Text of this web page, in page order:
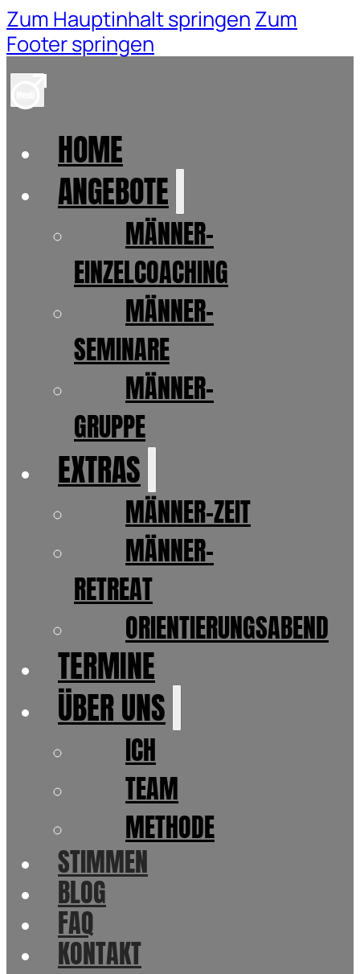
Zum Hauptinhalt springen Zum
Footer springen
HOME
ANGEBOTE
MÄNNER-
EINZELCOACHING
MÄNNER-
SEMINARE
MÄNNER-
GRUPPE
EXTRAS
MÄNNER-ZEIT
MÄNNER-
RETREAT
ORIENTIERUNGSABEND
TERMINE
ÜBER UNS
ICH
TEAM
METHODE
STIMMEN
BLOG
FAQ
KONTAKT